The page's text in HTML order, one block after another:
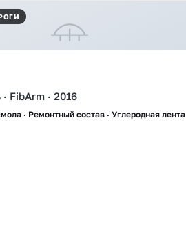
FibArm · 2016
· Ремонтный состав · Углеродная лента